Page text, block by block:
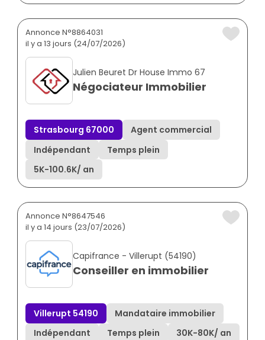
Annonce N°8864031
il y a 13 jours (24/07/2026)
Julien Beuret Dr House Immo 67
Négociateur Immobilier
Strasbourg 67000
Agent commercial
Indépendant
Temps plein
5K-100.6K/ an
Annonce N°8647546
il y a 14 jours (23/07/2026)
Capifrance - Villerupt (54190)
Conseiller en immobilier
Villerupt 54190
Mandataire immobilier
Indépendant
Temps plein 30K-80K/ an